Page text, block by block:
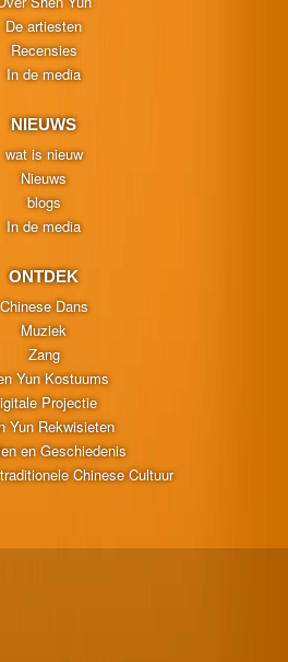
De artiesten
Recensies
In de media
NIEUWS
wat is nieuw
Nieuws
blogs
In de media
ONTDEK
Chinese Dans
Muziek
Zang
Yun Kostuums
Projectie
Yun Rekwisieten
en Geschiedenis
Chinese Cultuur